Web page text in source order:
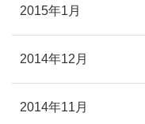
2015年1月
2014年12月
2014年11月